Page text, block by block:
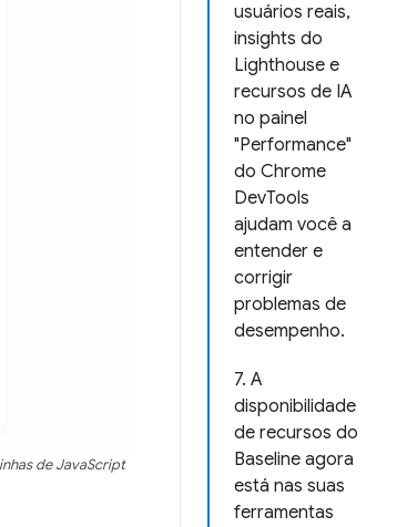
usuários reais,
insights do
Lighthouse e
recursos de IA
no painel
"Performance"
do Chrome
DevTools
ajudam você a
entender e
corrigir
problemas de
desempenho.
7. A
disponibilidade
de recursos do
Baseline agora
está nas suas
ferramentas
de JavaScript